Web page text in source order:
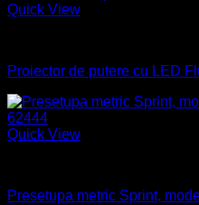
Quick View
Proiector de putere cu LED
Quick View
Presetupa metric Sprint,